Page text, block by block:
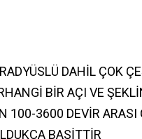
DAHİL ÇOK
BİR AÇI VE
100-3600 DEVİR
BASİTTİR